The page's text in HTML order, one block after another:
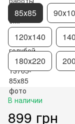
85х85
120х140
180х220
В наличии
899 грн